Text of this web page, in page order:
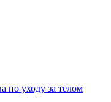
по уходу за телом